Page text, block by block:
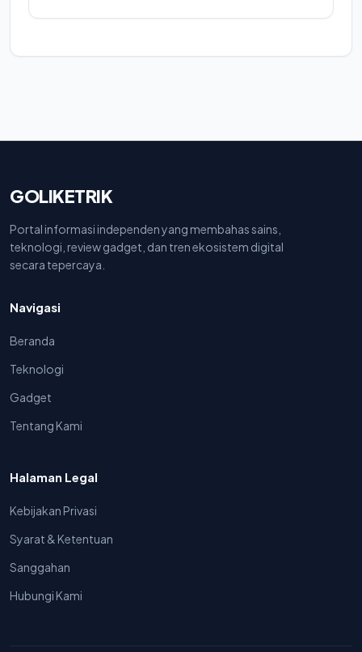
GOLIKETRIK
Portal informasi independen yang membahas sains,
teknologi, review gadget, dan tren ekosistem digital
secara tepercaya.
Navigasi
Beranda
Teknologi
Gadget
Tentang Kami
Halaman Legal
Kebijakan Privasi
Syarat & Ketentuan
Sanggahan
Hubungi Kami